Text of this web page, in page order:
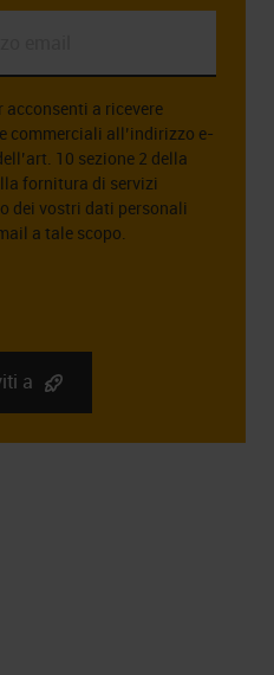
a ricevere
commerciali all’indirizzo e-
10 sezione 2 della
fornitura di servizi
dei vostri dati personali
a tale scopo.
da voi forniti è la
dati personali, nonché sui
a ricevere la
a